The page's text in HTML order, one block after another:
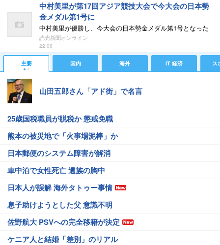
中村美里が第17回アジア競技大会で今大会の日本勢
金メダル第1号に
中村美里が優勝し、今大会の日本勢金メダル第1号となった
読売新聞オンライン
22:06
主要 国内 海外 IT 経済 ス
山田五郎さん「アド街」で名言
25歳国税職員が脱税か 懲戒免職
熊本の被災地で「火事場泥棒」か
日本郵便のシステム障害が解消
車中泊で女性死亡 遺族の胸中
日本人が誤解 海外タトゥー事情
息子助けようとした父 意識不明
佐野航大 PSVへの完全移籍が決定
ケニア人と結婚「差別」のリアル